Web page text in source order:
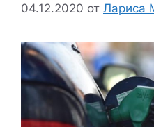
04.12.2020 от Лариса